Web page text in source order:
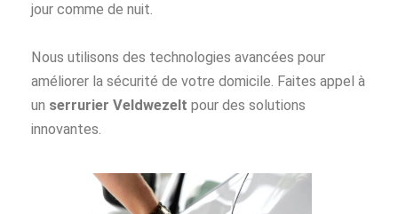
jour comme de nuit.
Nous utilisons des technologies avancées pour
améliorer la sécurité de votre domicile. Faites appel à
un serrurier Veldwezelt pour des solutions
innovantes.